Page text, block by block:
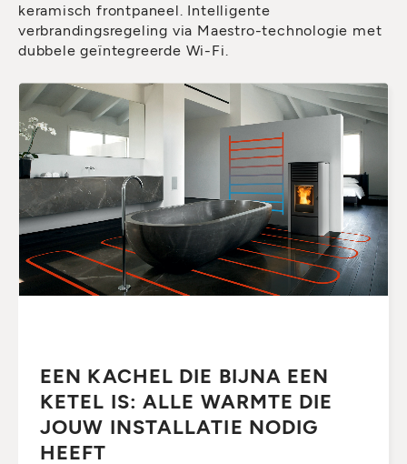
keramisch frontpaneel. Intelligente
verbrandingsregeling via Maestro-technologie met
dubbele geïntegreerde Wi-Fi.
EEN KACHEL DIE BIJNA EEN
KETEL IS: ALLE WARMTE DIE
JOUW INSTALLATIE NODIG
HEEFT